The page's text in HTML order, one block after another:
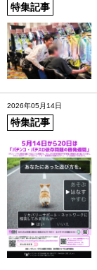
特集記事
2026年05月14日
特集記事